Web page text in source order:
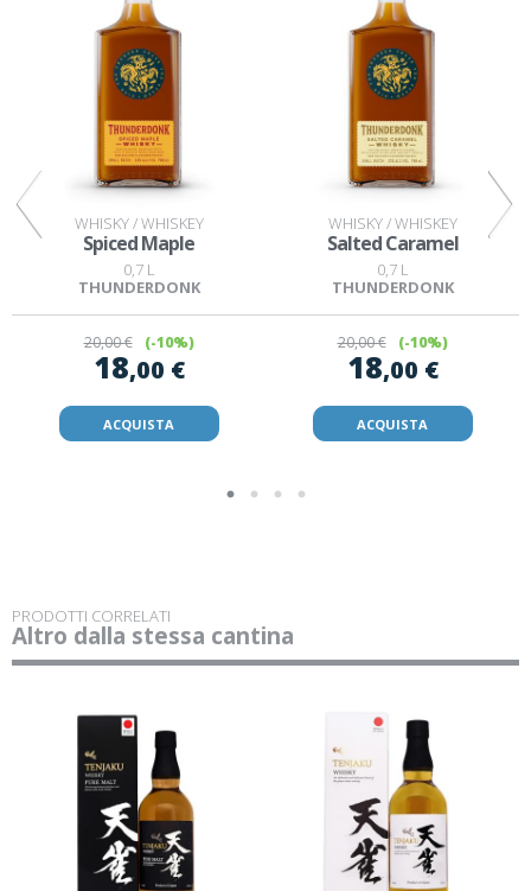
WHISKY / WHISKEY
Spiced Maple
0,7 L
THUNDERDONK
20,00 € (-10%)
18,00 €
ACQUISTA
WHISKY / WHISKEY
Salted Caramel
0,7 L
THUNDERDONK
20,00 € (-10%)
18,00 €
ACQUISTA
PRODOTTI CORRELATI
Altro dalla stessa cantina